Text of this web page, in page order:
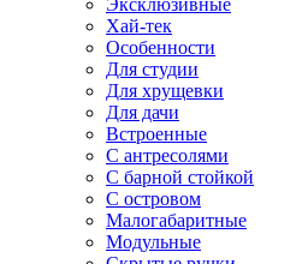
Эксклюзивные
Хай-тек
Особенности
Для студии
Для хрущевки
Для дачи
Встроенные
С антресолями
С барной стойкой
С островом
Малогабаритные
Модульные